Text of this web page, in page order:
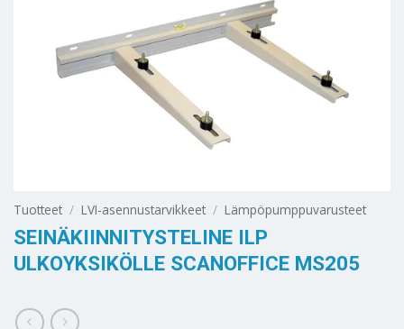
Tuotteet / LVI-asennustarvikkeet / Lämpöpumppuvarusteet
SEINÄKIINNITYSTELINE ILP
ULKOYKSIKÖLLE SCANOFFICE MS205